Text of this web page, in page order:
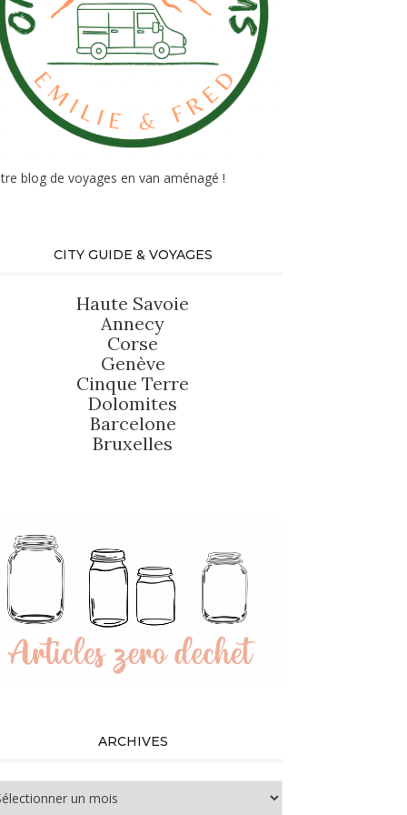
blog de voyages en van aménagé !
CITY GUIDE & VOYAGES
Haute Savoie
Annecy
Corse
Genève
Cinque Terre
Dolomites
Barcelone
Bruxelles
ARCHIVES